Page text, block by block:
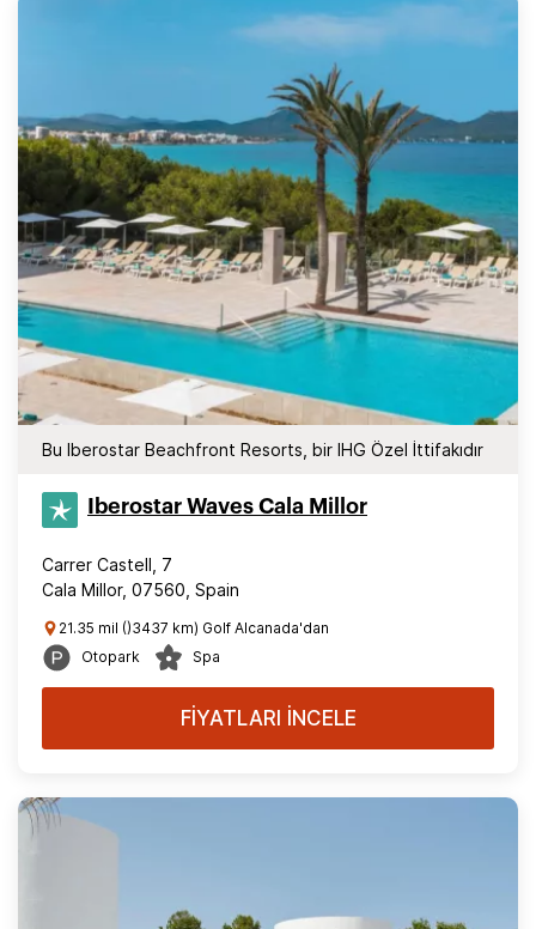
Bu Iberostar Beachfront Resorts, bir IHG Özel İttifakıdır
Iberostar Waves Cala Millor
Carrer Castell, 7
Cala Millor, 07560, Spain
21.35 mil ()3437 km) Golf Alcanada'dan
Otopark
Spa
FİYATLARI İNCELE